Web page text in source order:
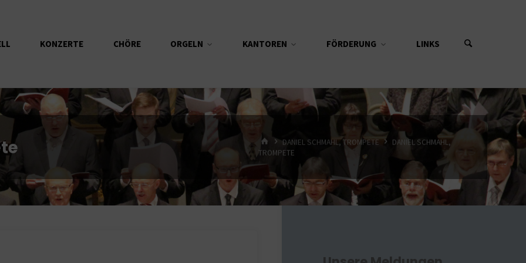
KONZERTE CHÖRE ORGELN KANTOREN FÖRDERUNG LINKS
STARTDANIEL SCHMAHL, TROMPETE
DANIEL SCHMAHL,
TROMPETE